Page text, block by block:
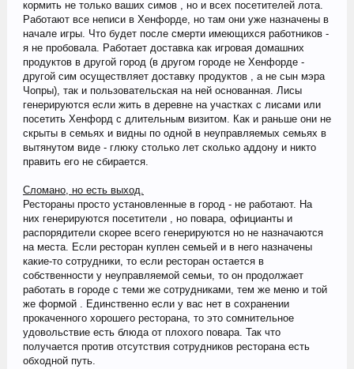
кормить не только ваших симов , но и всех посетителей лота.
Работают все неписи в Хенфорде, но там они уже назначены в
начале игры. Что будет после смерти имеющихся работников -
я не пробовала. Работает доставка как игровая домашних
продуктов в другой город (в другом городе не Хенфорде -
другой сим осуществляет доставку продуктов , а не сын мэра
Чопры), так и пользовательская на ней основанная. Лисы
генерируются если жить в деревне на участках с лисами или
посетить Хенфорд с длительным визитом. Как и раньше они не
скрыты в семьях и видны по одной в неуправляемых семьях в
вытянутом виде - глюку столько лет сколько аддону и никто
править его не сбирается.
Сломано, но есть выход.
Рестораны просто установленные в город - не работают. На
них генерируются посетители , но повара, официанты и
распорядители скорее всего генерируются но не назначаются
на места. Если ресторан куплен семьей и в него назначены
какие-то сотрудники, то если ресторан остается в
собственности у неуправляемой семьи, то он продолжает
работать в городе с теми же сотрудниками, тем же меню и той
же формой . Единственно если у вас нет в сохранении
прокаченного хорошего ресторана, то это сомнительное
удовольствие есть блюда от плохого повара. Так что
получается против отсутствия сотрудников ресторана есть
обходной путь.